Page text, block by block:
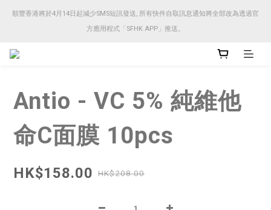
順豐香港將於4月14日起減少SMS短訊發送, 所有快件自取訊息通知將全部改為透過官
方應用程式「SFHK APP」推送。
順豐香港將於4月14日起減少SMS短訊發送, 所有快件自取訊息通知將全部改為透過官
方應用程式「SFHK APP」推送。
順豐香港將於4月14日起減少SMS短訊發送, 所有快件自取訊息通知將全部改為透過官
方應用程式「SFHK APP」推送。
Antio - VC 5% 純維他
命C面膜 10pcs
HK$158.00 HK$208.00